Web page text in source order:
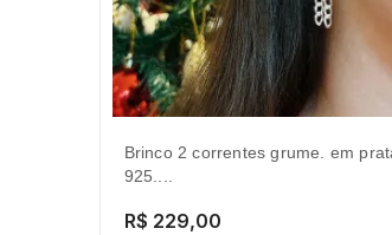
brinco 2 correntes grume. em prata
925....
R$ 229,00